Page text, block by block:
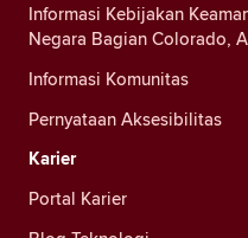
Informasi Kebijakan
Negara Bagian Colorado,
Informasi Komunitas
Pernyataan Aksesibilitas
Karier
Portal Karier